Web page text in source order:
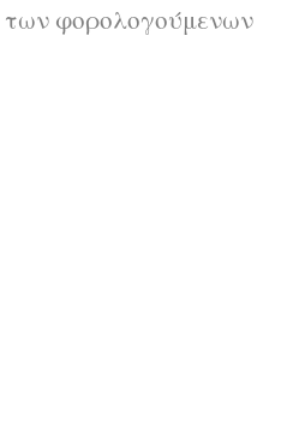
των φορολογούμενων